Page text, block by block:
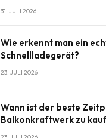
31. JULI 2026
Wie erkennt man ein
Schnellladegerät?
23. JULI 2026
Wann ist der beste
Balkonkraftwerk zu